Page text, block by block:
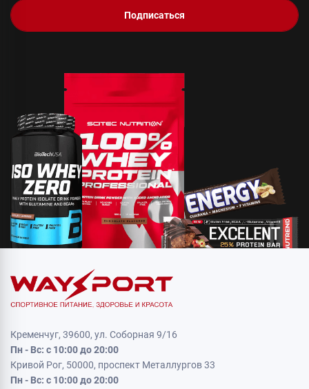
Подписаться
Кременчуг, 39600, ул. Соборная 9/16
Пн - Вс: с 10:00 до 20:00
Кривой Рог, 50000, проспект Металлургов 33
Пн - Вс: с 10:00 до 20:00